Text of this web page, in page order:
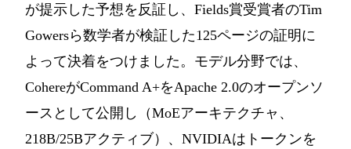
が提示した予想を反証し、Fields賞受賞者のTim
Gowersら数学者が検証した125ページの証明に
よって決着をつけました。モデル分野では、
CohereがCommand A+をApache 2.0のオープンソ
ースとして公開し（MoEアーキテクチャ、
218B/25Bアクティブ）、NVIDIAはトークンを